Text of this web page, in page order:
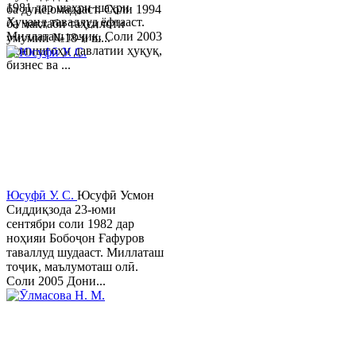
1981 дар шаҳри шаҳри
Хуҷанд таваллуд ёфтааст.
Миллаташ тоҷик. Соли 2003
Донишгоҳи давлатии ҳуқуқ,
бизнес ва ...
ба дунё омадааст. Соли 1994
ба мактаби таҳсилоти
умумии №18-и ш...
Юсуфӣ У. C. Юсуфӣ Усмон
Сиддиқзода 23-юми
сентябри соли 1982 дар
ноҳияи Бобоҷон Ғафуров
таваллуд шудааст. Миллаташ
тоҷик, маълумоташ олӣ.
Соли 2005 Дони...